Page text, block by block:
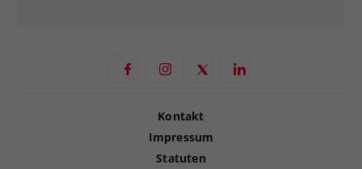
Kontakt
Impressum
Statuten